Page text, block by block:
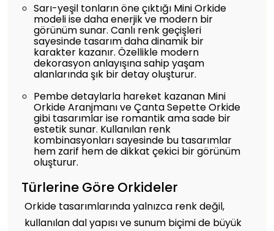
Sarı-yeşil tonların öne çıktığı Mini Orkide
modeli ise daha enerjik ve modern bir
görünüm sunar. Canlı renk geçişleri
sayesinde tasarım daha dinamik bir
karakter kazanır. Özellikle modern
dekorasyon anlayışına sahip yaşam
alanlarında şık bir detay oluşturur.
Pembe detaylarla hareket kazanan Mini
Orkide Aranjmanı ve Çanta Sepette Orkide
gibi tasarımlar ise romantik ama sade bir
estetik sunar. Kullanılan renk
kombinasyonları sayesinde bu tasarımlar
hem zarif hem de dikkat çekici bir görünüm
oluşturur.
Türlerine Göre Orkideler
Orkide tasarımlarında yalnızca renk değil,
kullanılan dal yapısı ve sunum biçimi de büyük